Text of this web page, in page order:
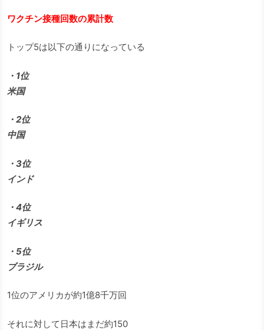
ワクチン接種回数の累計数
トップ5は以下の通りになっている
・1位
米国
・2位
中国
・3位
インド
・4位
イギリス
・5位
ブラジル
1位のアメリカが約1億8千万回
それに対して日本はまだ約150